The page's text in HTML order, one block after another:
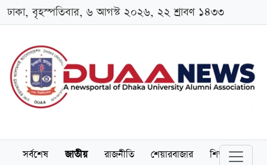
ঢাকা, বৃহস্পতিবার, ৬ আগস্ট ২০২৬, ২২ শ্রাবণ ১৪৩৩
সর্বশেষ জাতীয় রাজনীতি শেয়ারবাজার শিক্ষা